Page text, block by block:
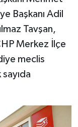
Başkanı Adil
Tavşan,
Merkez İlçe
meclis